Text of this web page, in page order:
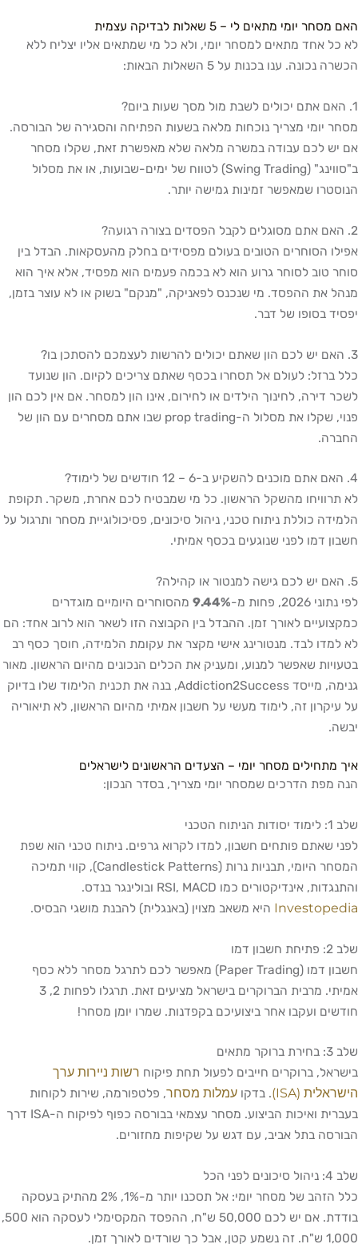
האם מסחר יומי מתאים לי – 5 שאלות לבדיקה עצמית
לא כל אחד מתאים למסחר יומי, ולא כל מי שמתאים אליו יצליח ללא
הכשרה נכונה. ענו בכנות על 5 השאלות הבאות:
1. האם אתם יכולים לשבת מול מסך שעות ביום?
מסחר יומי מצריך נוכחות מלאה בשעות הפתיחה והסגירה של הבורסה.
אם יש לכם עבודה במשרה מלאה שלא מאפשרת זאת, שקלו מסחר
ב"סווינג" (Swing Trading) לטווח של ימים-שבועות, או את מסלול
הנוסטרו שמאפשר זמינות גמישה יותר.
2. האם אתם מסוגלים לקבל הפסדים בצורה רגועה?
אפילו הסוחרים הטובים בעולם מפסידים בחלק מהעסקאות. הבדל בין
סוחר טוב לסוחר גרוע הוא לא בכמה פעמים הוא מפסיד, אלא איך הוא
מנהל את ההפסד. מי שנכנס לפאניקה, "מנקם" בשוק או לא עוצר בזמן,
יפסיד בסופו של דבר.
3. האם יש לכם הון שאתם יכולים להרשות לעצמכם להסתכן בו?
כלל ברזל: לעולם אל תסחרו בכסף שאתם צריכים לקיום. הון שנועד
לשכר דירה, לחינוך הילדים או לחירום, אינו הון למסחר. אם אין לכם הון
פנוי, שקלו את מסלול ה-prop trading שבו אתם מסחרים עם הון של
החברה.
4. האם אתם מוכנים להשקיע ב-6 – 12 חודשים של לימוד?
לא תרוויחו מהשקל הראשון. כל מי שמבטיח לכם אחרת, משקר. תקופת
הלמידה כוללת ניתוח טכני, ניהול סיכונים, פסיכולוגיית מסחר ותרגול על
חשבון דמו לפני שנוגעים בכסף אמיתי.
5. האם יש לכם גישה למנטור או קהילה?
לפי נתוני 2026, פחות מ-
9.44% מהסוחרים היומיים מוגדרים
כמקצועיים לאורך זמן. ההבדל בין הקבוצה הזו לשאר הוא לרוב אחד: הם
לא למדו לבד. מנטורינג אישי מקצר את עקומת הלמידה, חוסך כסף רב
בטעויות שאפשר למנוע, ומעניק את הכלים הנכונים מהיום הראשון. מאור
גנימה, מייסד Addiction2Success, בנה את תכנית הלימוד שלו בדיוק
על עיקרון זה, לימוד מעשי על חשבון אמיתי מהיום הראשון, לא תיאוריה
יבשה.
איך מתחילים מסחר יומי – הצעדים הראשונים לישראלים
הנה מפת הדרכים שמסחר יומי מצריך, בסדר הנכון:
שלב 1: לימוד יסודות הניתוח הטכני
לפני שאתם פותחים חשבון, למדו לקרוא גרפים. ניתוח טכני הוא שפת
המסחר היומי, תבניות נרות (Candlestick Patterns), קווי תמיכה
והתנגדות, אינדיקטורים כמו RSI, MACD ובולינגר בנדס.
Investopedia היא משאב מצוין (באנגלית) להבנת מושגי הבסיס.
שלב 2: פתיחת חשבון דמו
חשבון דמו (Paper Trading) מאפשר לכם לתרגל מסחר ללא כסף
אמיתי. מרבית הברוקרים בישראל מציעים זאת. תרגלו לפחות 2, 3
חודשים ועקבו אחר ביצועיכם בקפדנות. שמרו יומן מסחר!
שלב 3: בחירת ברוקר מתאים
בישראל, ברוקרים חייבים לפעול תחת פיקוח רשות ניירות ערך
הישראלית (ISA)
. בדקו עמלות מסחר, פלטפורמה, שירות לקוחות
בעברית ואיכות הביצוע. מסחר עצמאי בבורסה כפוף לפיקוח ה-ISA דרך
הבורסה בתל אביב, עם דגש על שקיפות מחזורים.
שלב 4: ניהול סיכונים לפני הכל
כלל הזהב של מסחר יומי: אל תסכנו יותר מ-1%, 2% מהתיק בעסקה
בודדת. אם יש לכם 50,000 ש"ח, ההפסד המקסימלי לעסקה הוא 500,
1,000 ש"ח. זה נשמע קטן, אבל כך שורדים לאורך זמן.